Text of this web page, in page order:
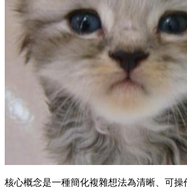
核心概念是一種簡化複雜想法為清晰、可